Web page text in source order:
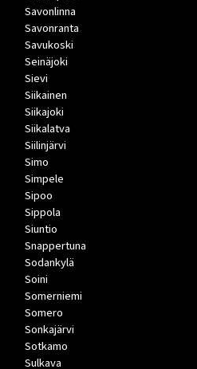
Savonlinna
Savonranta
Savukoski
Seinäjoki
Sievi
Siikainen
Siikajoki
Siikalatva
Siilinjärvi
Simo
Simpele
Sipoo
Sippola
Siuntio
Snappertuna
Sodankylä
Soini
Somerniemi
Somero
Sonkajärvi
Sotkamo
Sulkava